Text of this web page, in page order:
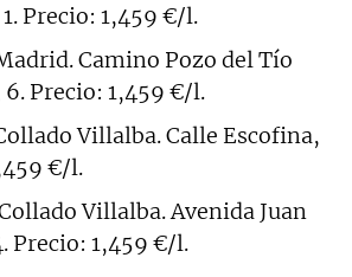
Precio: 1,459 €/l.
Camino Pozo del Tío
Precio: 1,459 €/l.
Villalba. Calle Escofina,
€/l.
Villalba. Avenida Juan
Precio: 1,459 €/l.